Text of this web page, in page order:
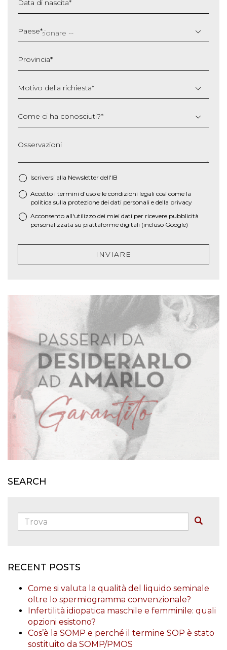
Data di nascita*
slash
MM
AAAA
Paese*
Provincia*
Motivo della richiesta*
Come ci ha conosciuti?*
Osservazioni
Iscriversi alla Newsletter dell'IB
* Accetto i termini d’uso e le condizioni legali così come la
politica sulla protezione dei dati personali e della privacy
Acconsento all'utilizzo dei miei dati per ricevere pubblicità
personalizzata su piattaforme digitali (incluso Google)
INVIARE
SEARCH
Trova:
RECENT POSTS
Come si valuta la qualità del liquido seminale
oltre lo spermiogramma convenzionale?
Infertilità idiopatica maschile e femminile: quali
opzioni esistono?
Cos’è la SOMP e perché il termine SOP è stato
sostituito da SOMP/PMOS